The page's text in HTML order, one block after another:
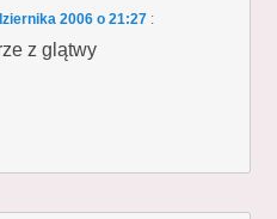
2006 o 21:27 :
z glątwy